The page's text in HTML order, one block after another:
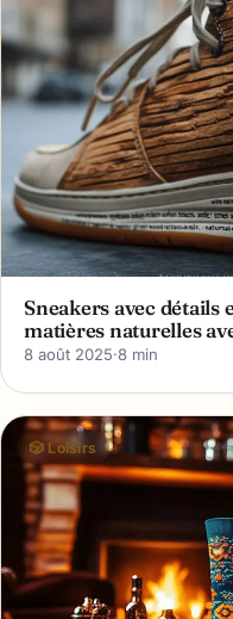
Sneakers avec détails
matières naturelles
8 août 2025·8 min
🎲 Loisirs